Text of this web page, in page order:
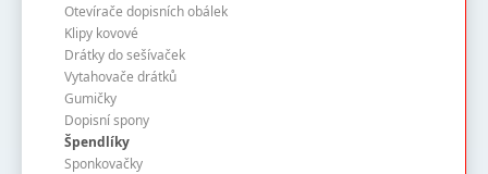
Otevírače dopisních obálek
Klipy kovové
Drátky do sešívaček
Vytahovače drátků
Gumičky
Dopisní spony
Špendlíky
Sponkovačky